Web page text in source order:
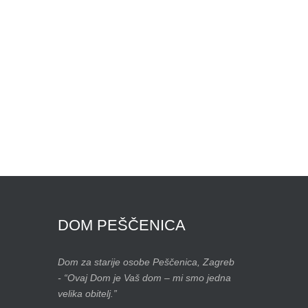
DOM PEŠČENICA
Dom za starije osobe Peščenica, Zagreb
- “Ovaj Dom je Vaš dom – mi smo jedna
velika obitelj.”